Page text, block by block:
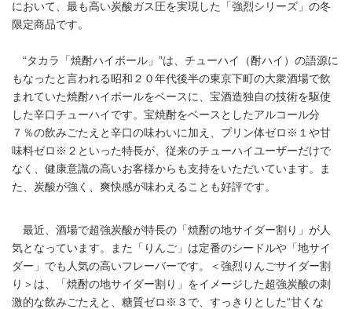
において、最も高い炭酸ガス圧を実現した「強烈シリーズ」の冬
限定商品です。
“タカラ「焼酎ハイボール」”は、チューハイ（酎ハイ）の語源に
もなったと言われる昭和２０年代後半の東京下町の大衆酒場で飲
まれていた焼酎ハイボールをベースに、宝酒造独自の技術を駆使
した辛口チューハイです。宝焼酎をベースとしたアルコール分
７％の飲みごたえと辛口の味わいに加え、プリン体ゼロ※１や甘
味料ゼロ※２といった特長が、従来のチューハイユーザーだけで
なく、健康意識の高いお客様からも支持をいただいています。ま
た、炭酸が強く、爽快感が味わえることも好評です。
最近、酒場で超強炭酸が特長の「焼酎の地サイダー割り」が人
気となっています。また「りんご」は定番のシードルや「地サイ
ダー」でも人気の高いフレーバーです。＜強烈りんごサイダー割
り＞は、「焼酎の地サイダー割り」をイメージした超強炭酸の刺
激的な飲みごたえと、糖質ゼロ※３で、すっきりとした“甘くな